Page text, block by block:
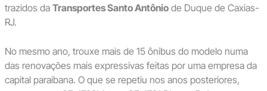
trazidos da Transportes Santo Antôniode Duque de Caxias-
RJ.
No mesmo ano, trouxe mais de 15 ônibus do modelo numa
das renovações mais expressivas feitas por uma empresa da
capital paraibana. O que se repetiu nos anos posteriores,